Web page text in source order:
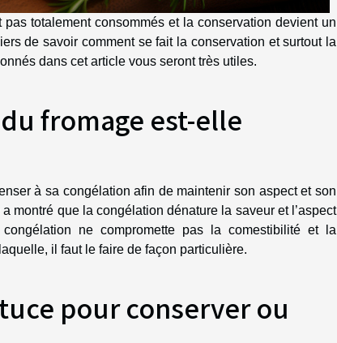
totalement consommés et la conservation devient un
de savoir comment se fait la conservation et surtout la
dans cet article vous seront très utiles.
fromage est-elle
à sa congélation afin de maintenir son aspect et son
montré que la congélation dénature la saveur et l’aspect
ne compromette pas la comestibilité et la
il faut le faire de façon particulière.
pour conserver ou